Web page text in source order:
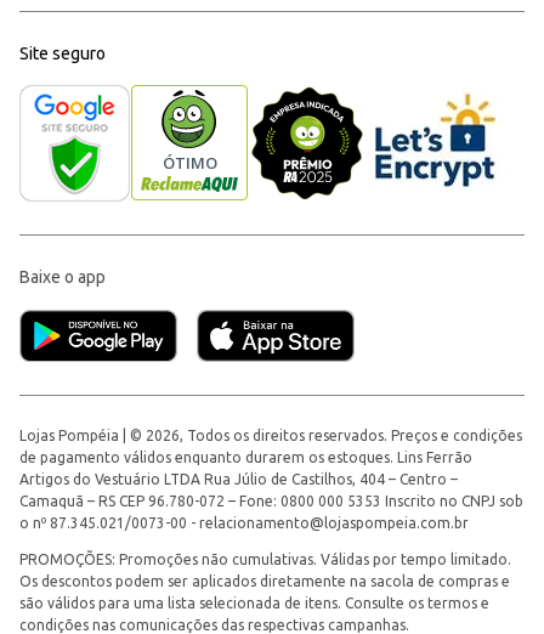
Site seguro
Baixe o app
Lojas Pompéia | © 2026, Todos os direitos reservados. Preços e condições
de pagamento válidos enquanto durarem os estoques. Lins Ferrão
Artigos do Vestuário LTDA Rua Júlio de Castilhos, 404 – Centro –
Camaquã – RS CEP 96.780-072 – Fone: 0800 000 5353 Inscrito no CNPJ sob
o nº 87.345.021/0073-00 - relacionamento@lojaspompeia.com.br
PROMOÇÕES: Promoções não cumulativas. Válidas por tempo limitado.
Os descontos podem ser aplicados diretamente na sacola de compras e
são válidos para uma lista selecionada de itens. Consulte os termos e
condições nas comunicações das respectivas campanhas.